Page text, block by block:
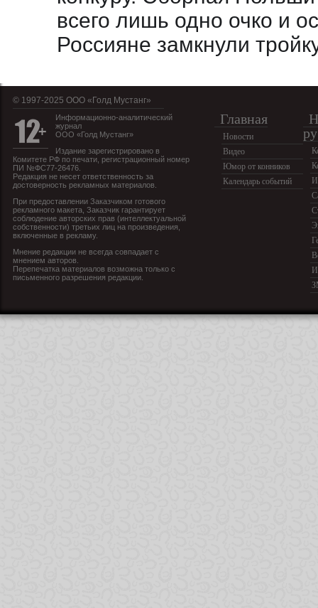
всего лишь одно очко и
Россияне замкнули
© 1997-2025 OOO «Голд Мустанг»
Информационно-аналитический
журнал
ООО «Голд Мустанг»
Издание зарегистрировано в
Комитете РФ по печати, регистрационный номер
ПИ №ФС77-26476.
Редакция не несет ответственность за
достоверность рекламных материалов.
При предоставлении Заказчиком готового
рекламного макета, Заказчик гарантирует
соблюдение авторских прав (интеллектуальной
собственности) третьих лиц на произведения,
включенные в рекламу.
Мнение редакции не всегда совпадает с
мнением авторов.
Перепечатка материалов возможна только с
письменного разрешения редакции.
Главная
Новости
Видео
Юмор от конников
Календарь событий